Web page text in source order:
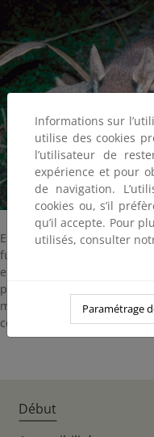
Está muy extendido
fundamentalmente
enemigos naturales: las
problema, si abunda
muchos cereales para
como madrigueras
Informations sur
utilise des cookies
l’utilisateur de
expérience et pour
de navigation.
cookies ou, s’il
qu’il accepte. Pour
utilisés, consulter
Paramétrage
Début